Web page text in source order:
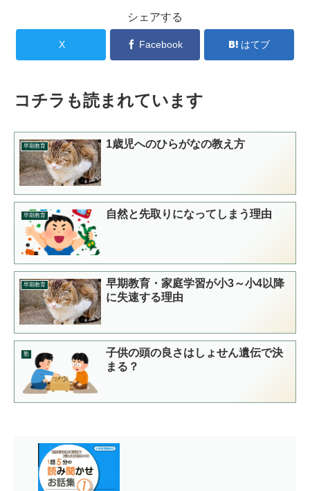
シェアする
X Facebook はてブ
コチラも読まれています
早期教育 1歳児へのひらがなの教え方
早期教育 自然と先取りになってしまう理由
早期教育
早期教育・家庭学習が小3～小4以降
に失速する理由
塾
子供の頭の良さはしょせん遺伝で決
まる？